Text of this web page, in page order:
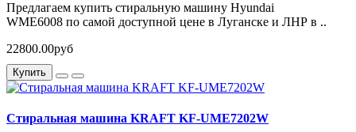
Предлагаем купить стиральную машину Hyundai
WME6008 по самой доступной цене в Луганске и ЛНР в ..
22800.00руб
Купить
Стиральная машина KRAFT KF-UME7202W